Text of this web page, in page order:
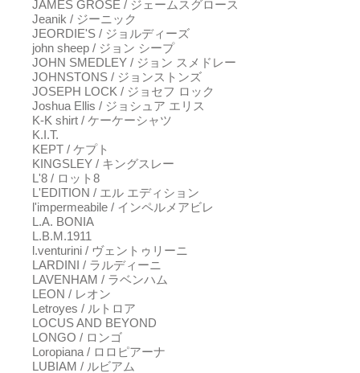
JAMES GROSE / ジェームスグロース
Jeanik / ジーニック
JEORDIE'S / ジョルディーズ
john sheep / ジョン シープ
JOHN SMEDLEY / ジョン スメドレー
JOHNSTONS / ジョンストンズ
JOSEPH LOCK / ジョセフ ロック
Joshua Ellis / ジョシュア エリス
K-K shirt / ケーケーシャツ
K.I.T.
KEPT / ケプト
KINGSLEY / キングスレー
L'8 / ロット8
L'EDITION / エル エディション
l'impermeabile / インペルメアビレ
L.A. BONIA
L.B.M.1911
l.venturini / ヴェントゥリーニ
LARDINI / ラルディーニ
LAVENHAM / ラベンハム
LEON / レオン
Letroyes / ルトロア
LOCUS AND BEYOND
LONGO / ロンゴ
Loropiana / ロロピアーナ
LUBIAM / ルビアム